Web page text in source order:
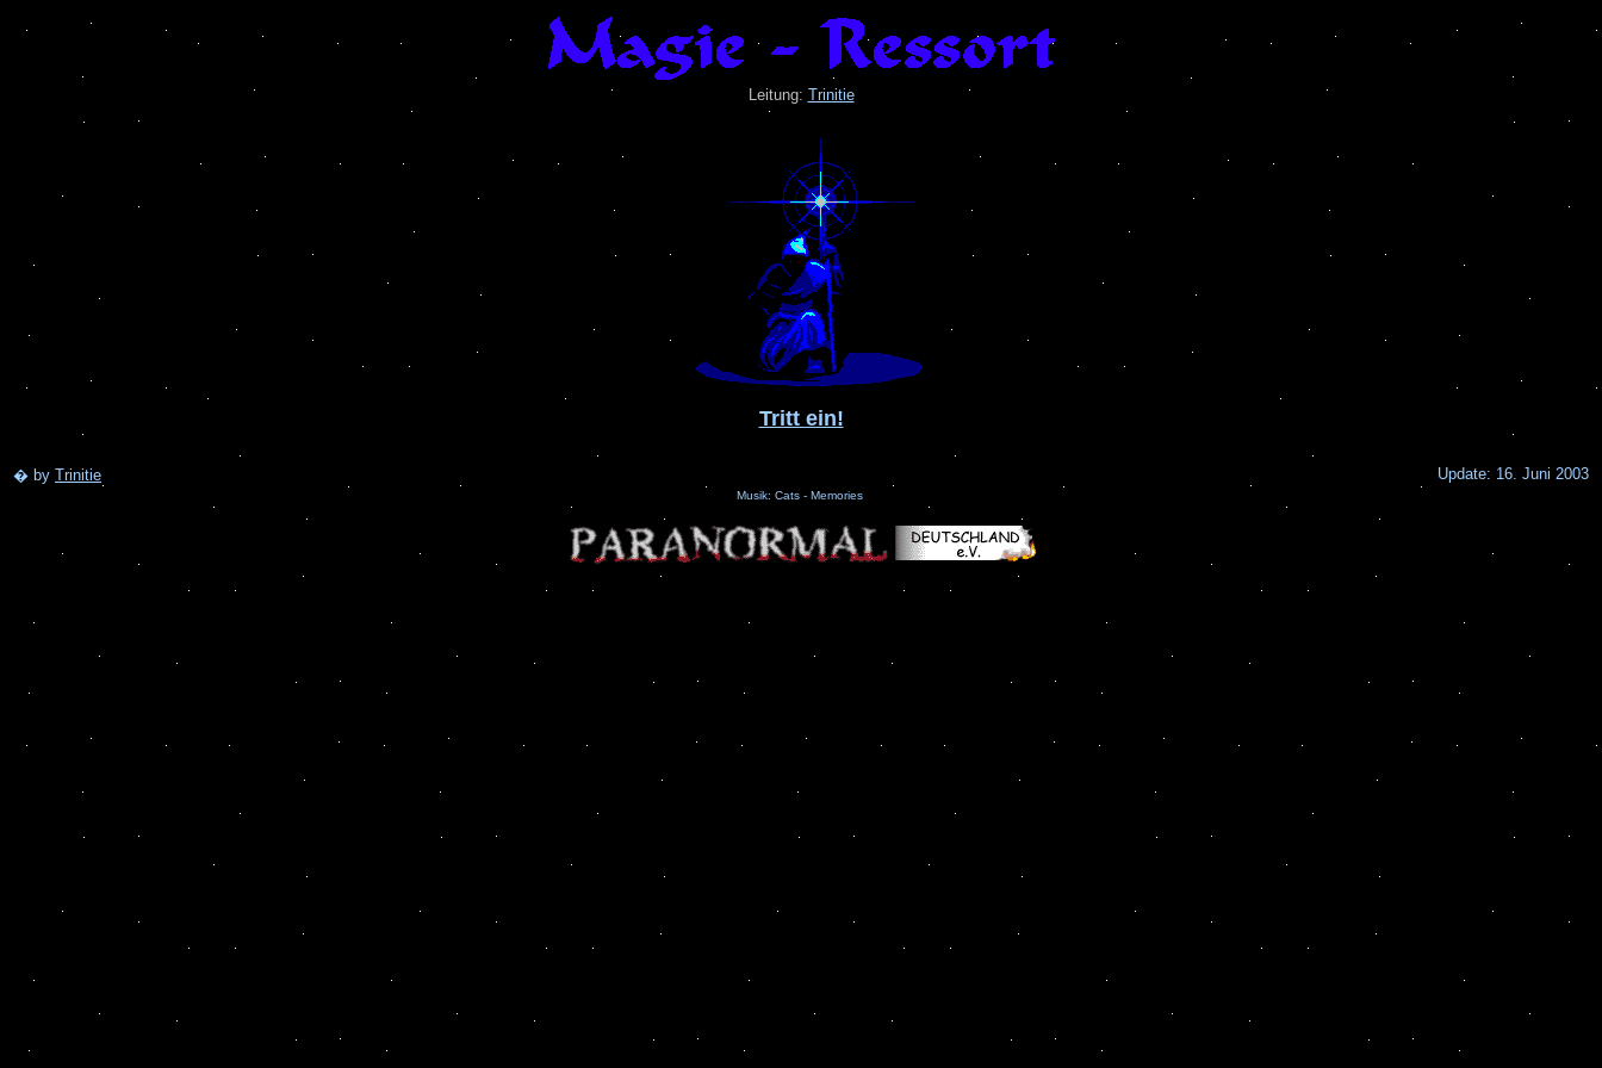
Leitung: Trinitie
Tritt ein!
� by Trinitie Update: 16. Juni 2003
Musik: Cats - Memories